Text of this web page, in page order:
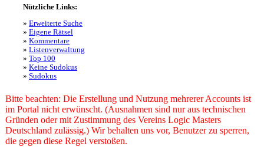
Nützliche Links:
Erweiterte Suche
Eigene Rätsel
Kommentare
Listenverwaltung
Top 100
Keine Sudokus
Sudokus
Bitte beachten: Die Erstellung und Nutzung mehrerer Accounts ist
im Portal nicht erwünscht. (Ausnahmen sind nur aus technischen
Gründen oder mit Zustimmung des Vereins Logic Masters
Deutschland zulässig.) Wir behalten uns vor, Benutzer zu sperren,
die gegen diese Regel verstoßen.